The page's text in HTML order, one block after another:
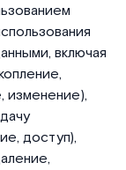
включая
изменение),
доступ),